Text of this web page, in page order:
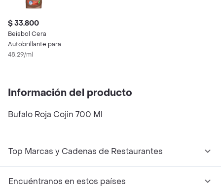
$ 33.800
Beisbol Cera
Autobrillante para
Pisos Laminados y
48.29/ml
Información del producto
Bufalo Roja Cojin 700 Ml
Top Marcas y Cadenas de Restaurantes
Encuéntranos en estos países